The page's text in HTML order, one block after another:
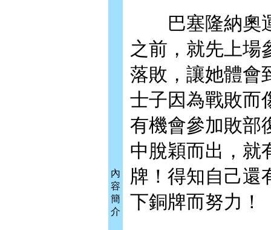
內
容
簡
介
巴塞隆納奧運
之前，就先上場
落敗，讓她體會
士子因為戰敗而
有機會參加敗部
中脫穎而出，就
牌！得知自己還
下銅牌而努力！